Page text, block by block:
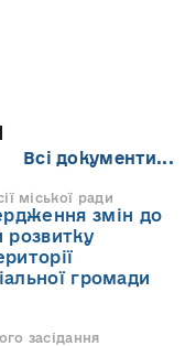
Всі документи...
міської ради
змін до
розвитку
громади
засідання